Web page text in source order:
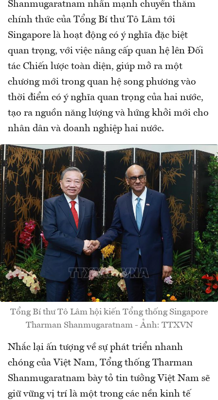
Shanmugaratnam nhấn mạnh chuyến thăm
chính thức của Tổng Bí thư Tô Lâm tới
Singapore là hoạt động có ý nghĩa đặc biệt
quan trọng, với việc nâng cấp quan hệ lên Đối
tác Chiến lược toàn diện, giúp mở ra một
chương mới trong quan hệ song phương vào
thời điểm có ý nghĩa quan trọng của hai nước,
tạo ra nguồn năng lượng và hứng khởi mới cho
nhân dân và doanh nghiệp hai nước.
Tổng Bí thư Tô Lâm hội kiến Tổng thống Singapore
Tharman Shanmugaratnam - Ảnh: TTXVN
Nhắc lại ấn tượng về sự phát triển nhanh
chóng của Việt Nam, Tổng thống Tharman
Shanmugaratnam bày tỏ tin tưởng Việt Nam sẽ
giữ vững vị trí là một trong các nền kinh tế